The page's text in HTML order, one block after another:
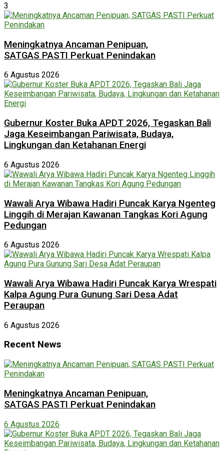
3
Meningkatnya Ancaman Penipuan,
SATGAS PASTI Perkuat Penindakan
6 Agustus 2026
Gubernur Koster Buka APDT 2026, Tegaskan Bali
Jaga Keseimbangan Pariwisata, Budaya,
Lingkungan dan Ketahanan Energi
6 Agustus 2026
Wawali Arya Wibawa Hadiri Puncak Karya Ngenteg
Linggih di Merajan Kawanan Tangkas Kori Agung
Pedungan
6 Agustus 2026
Wawali Arya Wibawa Hadiri Puncak Karya Wrespati
Kalpa Agung Pura Gunung Sari Desa Adat
Peraupan
6 Agustus 2026
Recent News
Meningkatnya Ancaman Penipuan,
SATGAS PASTI Perkuat Penindakan
6 Agustus 2026